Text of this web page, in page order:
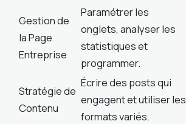
Gestion de
la Page
Entreprise
Paramétrer les
onglets, analyser les
statistiques et
programmer.
Stratégie de
Contenu
Écrire des posts qui
engagent et utiliser les
formats variés.